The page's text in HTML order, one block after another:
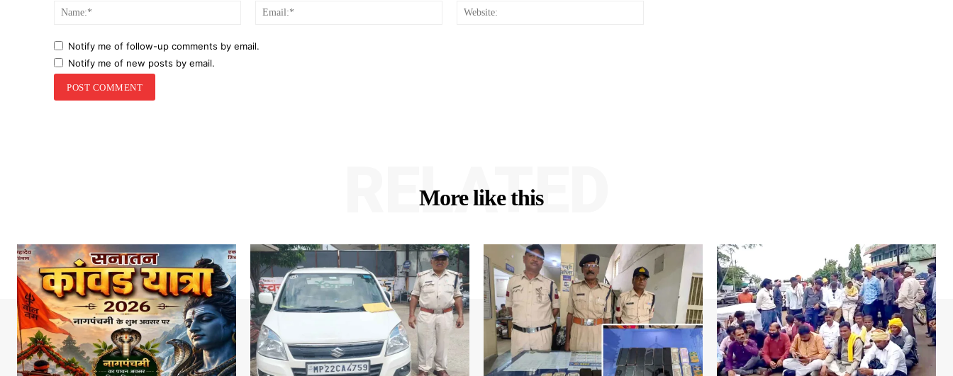
Name:*
Email:*
Notify me of follow-up comments by email.
Notify me of new posts by email.
More like this
RELATED